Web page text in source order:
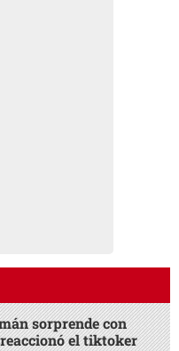
sorprende con
el tiktoker